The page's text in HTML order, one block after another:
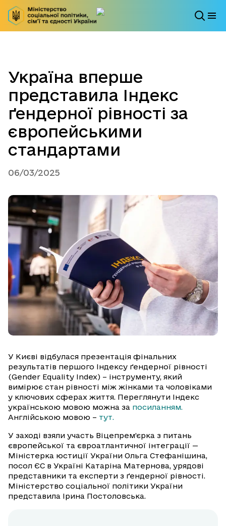
Україна вперше
представила Індекс
ґендерної рівності за
європейськими
стандартами
06/03/2025
У Києві відбулася презентація фінальних
результатів першого Індексу ґендерної рівності
(Gender Equality Index) – інструменту, який
вимірює стан рівності між жінками та чоловіками
у ключових сферах життя. Переглянути Індекс
українською мовою можна за посиланням.
Англійською мовою – тут.
У заході взяли участь Віцепрем’єрка з питань
європейської та євроатлантичної інтеграції —
Міністерка юстиції України Ольга Стефанішина,
посол ЄС в Україні Катаріна Матернова, урядові
представники та експерти з ґендерної рівності.
Міністерство соціальної політики України
представила Ірина Постоловська.